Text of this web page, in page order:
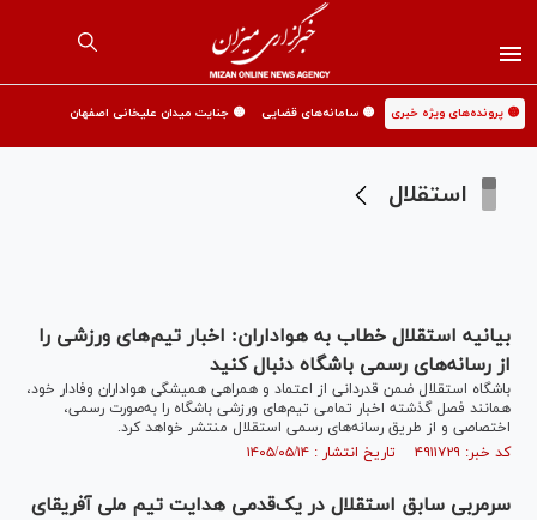
🟡 پرونده‌های ویژه خبری 🟡 سامانه‌های قضایی 🟡 جنایت میدان علیخانی اصفهان
استقلال
بیانیه استقلال خطاب به هواداران: اخبار تیم‌های ورزشی را
از رسانه‌های رسمی باشگاه دنبال کنید
باشگاه استقلال ضمن قدردانی از اعتماد و همراهی همیشگی هواداران وفادار خود،
همانند فصل گذشته اخبار تمامی تیم‌های ورزشی باشگاه را به‌صورت رسمی،
اختصاصی و از طریق رسانه‌های رسمی استقلال منتشر خواهد کرد.
کد خبر: ۴۹۱۱۷۲۹ تاریخ انتشار : ۱۴۰۵/۰۵/۱۴
سرمربی سابق استقلال در یک‌قدمی هدایت تیم ملی آفریقای